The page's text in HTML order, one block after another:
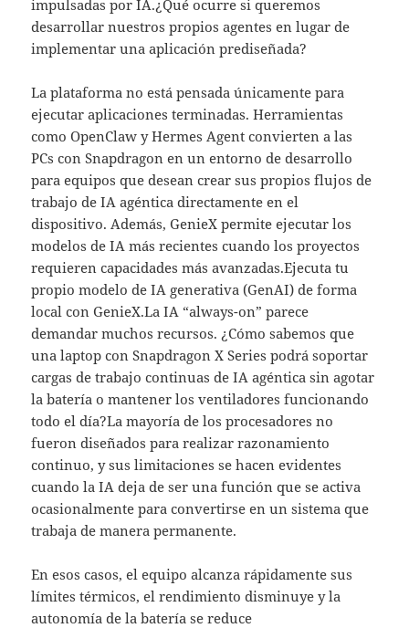
impulsadas por IA.¿Qué ocurre si queremos
desarrollar nuestros propios agentes en lugar de
implementar una aplicación prediseñada?
La plataforma no está pensada únicamente para
ejecutar aplicaciones terminadas. Herramientas
como OpenClaw y Hermes Agent convierten a las
PCs con Snapdragon en un entorno de desarrollo
para equipos que desean crear sus propios flujos de
trabajo de IA agéntica directamente en el
dispositivo. Además, GenieX permite ejecutar los
modelos de IA más recientes cuando los proyectos
requieren capacidades más avanzadas.Ejecuta tu
propio modelo de IA generativa (GenAI) de forma
local con GenieX.La IA “always-on” parece
demandar muchos recursos. ¿Cómo sabemos que
una laptop con Snapdragon X Series podrá soportar
cargas de trabajo continuas de IA agéntica sin agotar
la batería o mantener los ventiladores funcionando
todo el día?La mayoría de los procesadores no
fueron diseñados para realizar razonamiento
continuo, y sus limitaciones se hacen evidentes
cuando la IA deja de ser una función que se activa
ocasionalmente para convertirse en un sistema que
trabaja de manera permanente.
En esos casos, el equipo alcanza rápidamente sus
límites térmicos, el rendimiento disminuye y la
autonomía de la batería se reduce